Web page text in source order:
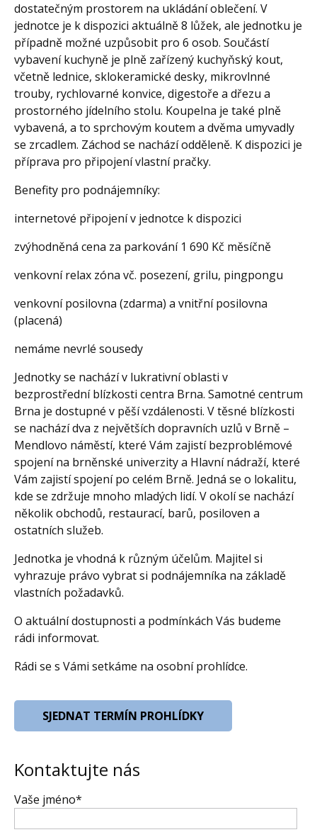
dostatečným prostorem na ukládání oblečení. V
jednotce je k dispozici aktuálně 8 lůžek, ale jednotku je
případně možné uzpůsobit pro 6 osob. Součástí
vybavení kuchyně je plně zařízený kuchyňský kout,
včetně lednice, sklokeramické desky, mikrovlnné
trouby, rychlovarné konvice, digestoře a dřezu a
prostorného jídelního stolu. Koupelna je také plně
vybavená, a to sprchovým koutem a dvěma umyvadly
se zrcadlem. Záchod se nachází odděleně. K dispozici je
příprava pro připojení vlastní pračky.
Benefity pro podnájemníky:
internetové připojení v jednotce k dispozici
zvýhodněná cena za parkování 1 690 Kč měsíčně
venkovní relax zóna vč. posezení, grilu, pingpongu
venkovní posilovna (zdarma) a vnitřní posilovna
(placená)
nemáme nevrlé sousedy
Jednotky se nachází v lukrativní oblasti v
bezprostřední blízkosti centra Brna. Samotné centrum
Brna je dostupné v pěší vzdálenosti. V těsné blízkosti
se nachází dva z největších dopravních uzlů v Brně –
Mendlovo náměstí, které Vám zajistí bezproblémové
spojení na brněnské univerzity a Hlavní nádraží, které
Vám zajistí spojení po celém Brně. Jedná se o lokalitu,
kde se zdržuje mnoho mladých lidí. V okolí se nachází
několik obchodů, restaurací, barů, posiloven a
ostatních služeb.
Jednotka je vhodná k různým účelům. Majitel si
vyhrazuje právo vybrat si podnájemníka na základě
vlastních požadavků.
O aktuální dostupnosti a podmínkách Vás budeme
rádi informovat.
Rádi se s Vámi setkáme na osobní prohlídce.
SJEDNAT TERMÍN PROHLÍDKY
Kontaktujte nás
Vaše jméno*